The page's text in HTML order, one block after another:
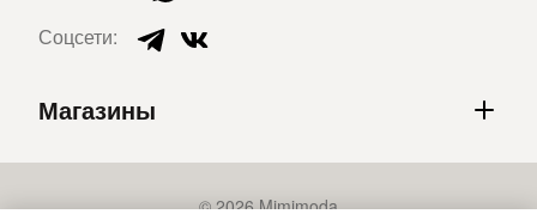
Соцсети:
Магазины
© 2026 Mimimoda